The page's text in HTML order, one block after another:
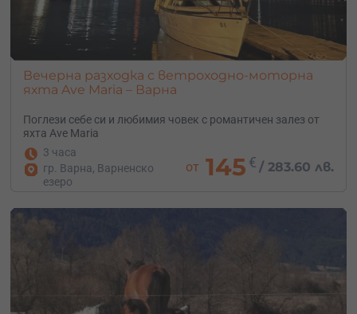
Вечерна разходка с ветроходно-моторна
яхта Ave Maria – Варна
Поглези себе си и любимия човек с романтичен залез от
яхта Ave Maria
3 часа
гр. Варна, Варненско
езеро
от 145 € /283.60 лв.